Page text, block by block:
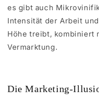
es gibt auch
Intensität der Arbeit
Höhe treibt, kombiniert
Vermarktung.
Die Marketing-